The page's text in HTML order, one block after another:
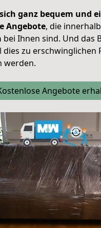
ganz bequem und
Angebote, die
bei Ihnen sind. Und das
dies zu erschwinglichen
werden.
Angebote